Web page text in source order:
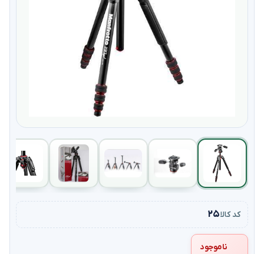
کد کالا۲۵
ناموجود